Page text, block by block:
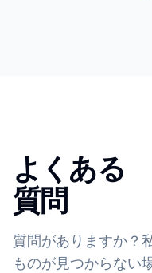
よくある
質問
質問がありますか？
ものが見つからない